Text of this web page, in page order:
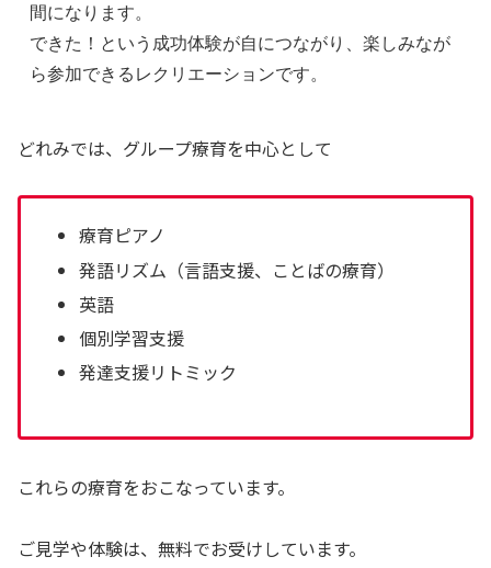
間になります。
できた！という成功体験が自につながり、楽しみなが
ら参加できるレクリエーションです。
どれみでは、グループ療育を中心として
療育ピアノ
発語リズム（言語支援、ことばの療育）
英語
個別学習支援
発達支援リトミック
これらの療育をおこなっています。
ご見学や体験は、無料でお受けしています。